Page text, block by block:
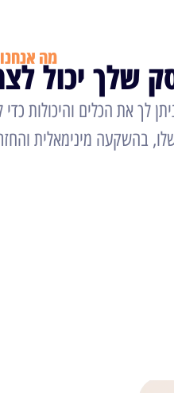
מה
שלך יכול
לך את הכלים והיכולות
בהשקעה מינימאלית